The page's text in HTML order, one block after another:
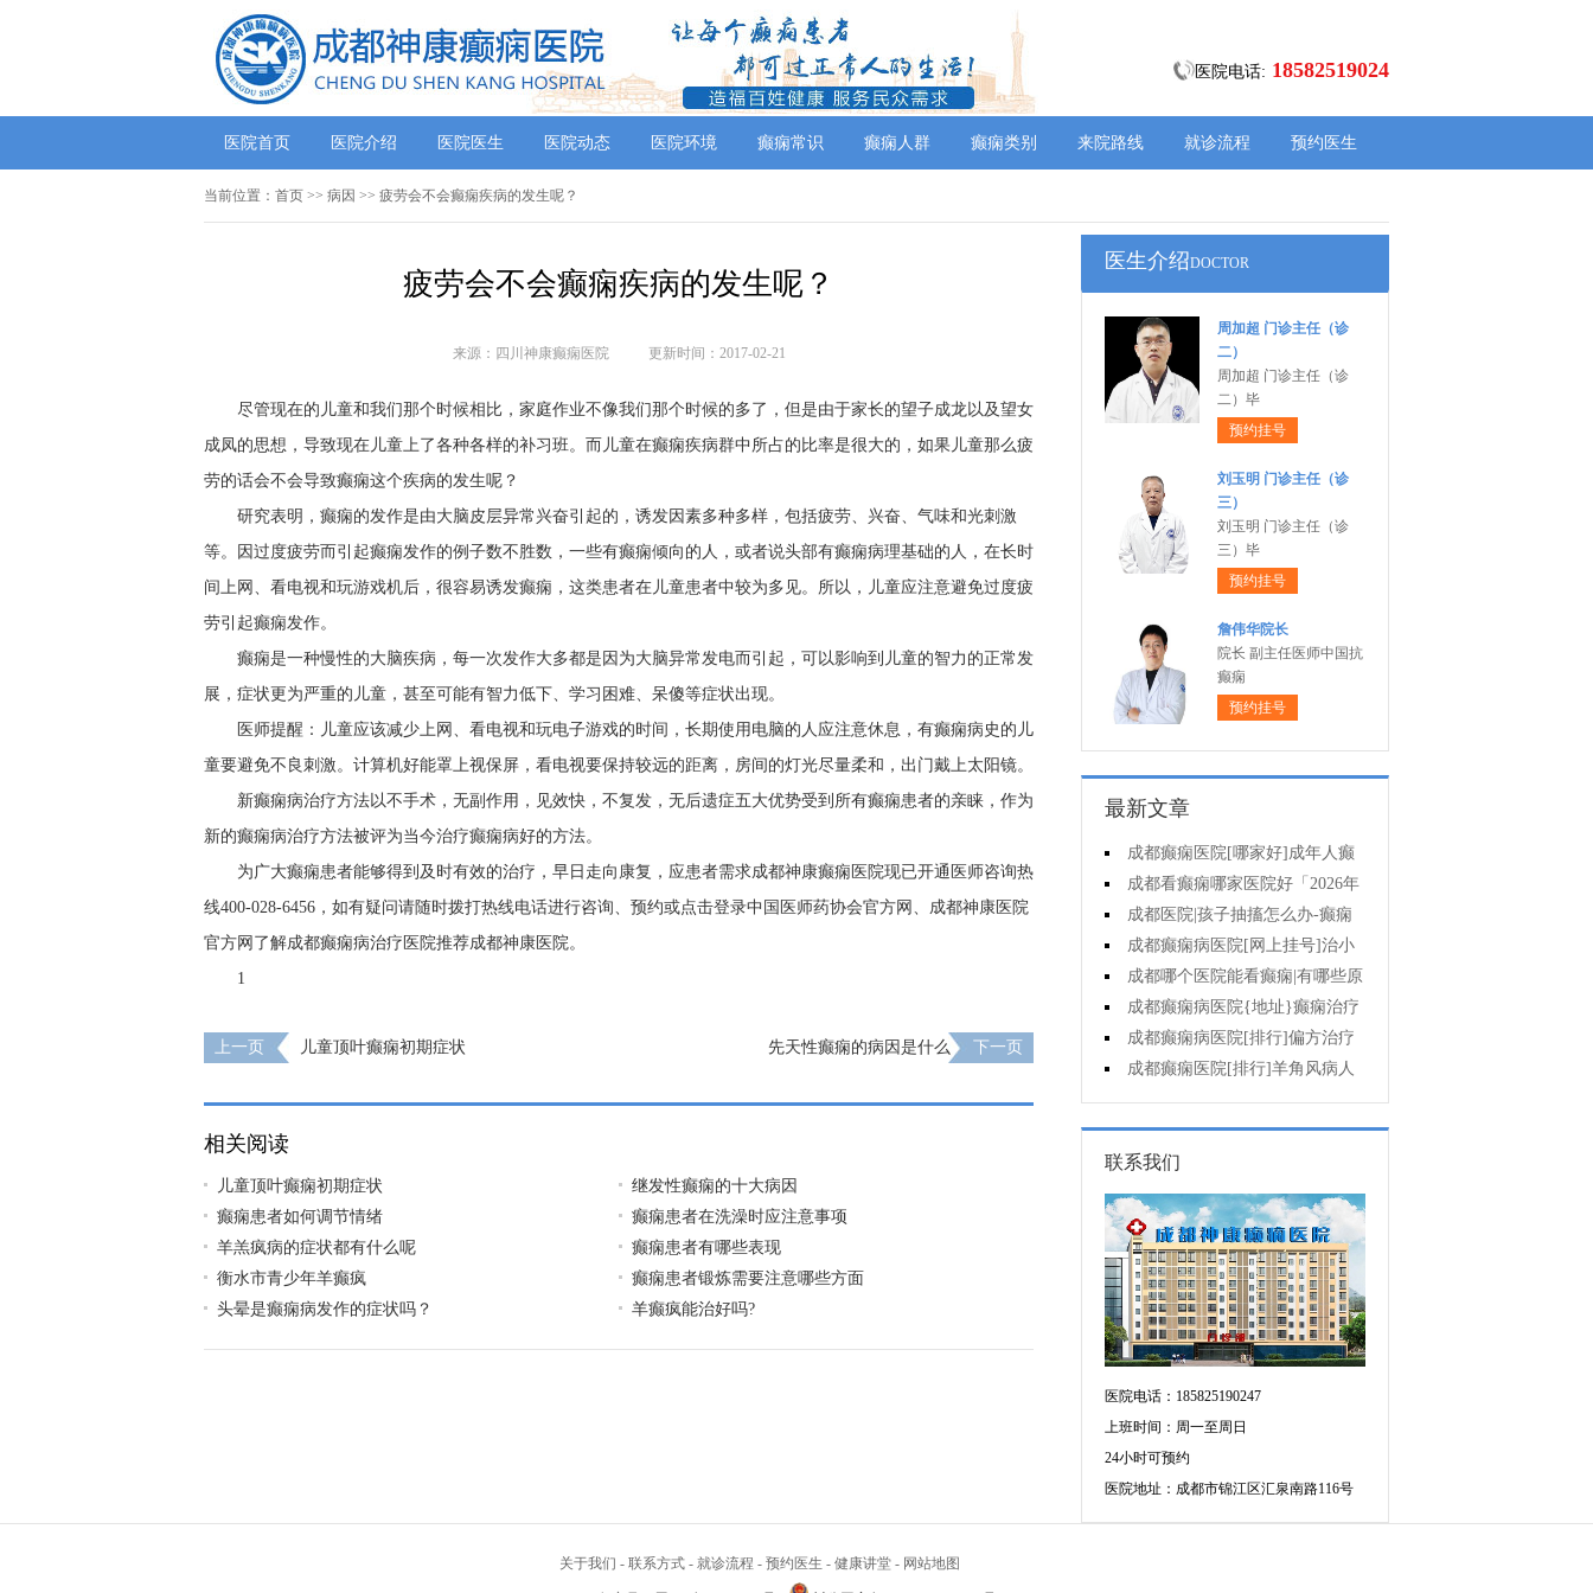
医院电话: 18582519024
医院首页 医院介绍 医院医生 医院动态 医院环境 癫痫常识 癫痫人群 癫痫类别 来院路线 就诊流程 预约医生
当前位置： 首页 >> 病因 >> 疲劳会不会癫痫疾病的发生呢？
疲劳会不会癫痫疾病的发生呢？
来源：四川神康癫痫医院 更新时间：2017-02-21
尽管现在的儿童和我们那个时候相比，家庭作业不像我们那个时候的多了，但是由于家长的望子成龙以及望女
成凤的思想，导致现在儿童上了各种各样的补习班。而儿童在癫痫疾病群中所占的比率是很大的，如果儿童那么疲
劳的话会不会导致癫痫这个疾病的发生呢？
研究表明，癫痫的发作是由大脑皮层异常兴奋引起的，诱发因素多种多样，包括疲劳、兴奋、气味和光刺激
等。因过度疲劳而引起癫痫发作的例子数不胜数，一些有癫痫倾向的人，或者说头部有癫痫病理基础的人，在长时
间上网、看电视和玩游戏机后，很容易诱发癫痫，这类患者在儿童患者中较为多见。所以，儿童应注意避免过度疲
劳引起癫痫发作。
癫痫是一种慢性的大脑疾病，每一次发作大多都是因为大脑异常发电而引起，可以影响到儿童的智力的正常发
展，症状更为严重的儿童，甚至可能有智力低下、学习困难、呆傻等症状出现。
医师提醒：儿童应该减少上网、看电视和玩电子游戏的时间，长期使用电脑的人应注意休息，有癫痫病史的儿
童要避免不良刺激。计算机好能罩上视保屏，看电视要保持较远的距离，房间的灯光尽量柔和，出门戴上太阳镜。
新癫痫病治疗方法以不手术，无副作用，见效快，不复发，无后遗症五大优势受到所有癫痫患者的亲睐，作为
新的癫痫病治疗方法被评为当今治疗癫痫病好的方法。
为广大癫痫患者能够得到及时有效的治疗，早日走向康复，应患者需求成都神康癫痫医院现已开通医师咨询热
线400-028-6456，如有疑问请随时拨打热线电话进行咨询、预约或点击登录中国医师药协会官方网、成都神康医院
官方网了解成都癫痫病治疗医院推荐成都神康医院。
1
上一页 儿童顶叶癫痫初期症状 先天性癫痫的病因是什么 下一页
相关阅读
儿童顶叶癫痫初期症状
继发性癫痫的十大病因
癫痫患者如何调节情绪
癫痫患者在洗澡时应注意事项
羊羔疯病的症状都有什么呢
癫痫患者有哪些表现
衡水市青少年羊癫疯
癫痫患者锻炼需要注意哪些方面
头晕是癫痫病发作的症状吗？
羊癫疯能治好吗?
医生介绍DOCTOR
周加超 门诊主任（诊
二）
周加超 门诊主任（诊
二）毕
预约挂号
刘玉明 门诊主任（诊
三）
刘玉明 门诊主任（诊
三）毕
预约挂号
詹伟华院长
院长 副主任医师中国抗
癫痫
预约挂号
最新文章
成都癫痫医院[哪家好]成年人癫
痫的护理要做到哪些?
成都看癫痫哪家医院好「2026年
度公布」癫痫是遗传的吗?
成都医院|孩子抽搐怎么办-癫痫
病吃什么中药?
成都癫痫病医院[网上挂号]治小
儿癫痫病药哪个好?
成都哪个医院能看癫痫|有哪些原
因会造成癫痫?
成都癫痫病医院{地址}癫痫治疗
要坚持哪些原则?
成都癫痫病医院[排行]偏方治疗
可信吗?
成都癫痫医院[排行]羊角风病人
睡眠困难怎么办?
联系我们
医院电话：185825190247
上班时间：周一至周日
24小时可预约
医院地址：成都市锦江区汇泉南路116号
关于我们 - 联系方式 - 就诊流程 - 预约医生 - 健康讲堂 - 网站地图